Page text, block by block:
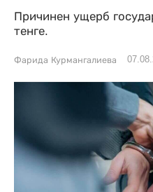
Причинен ущерб
тенге.
Фарида Курмангалиева